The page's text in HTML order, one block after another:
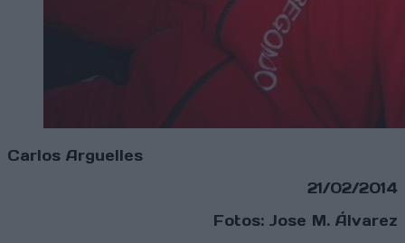
Carlos Arguelles
21/02/2014
Fotos: Jose M. Álvarez